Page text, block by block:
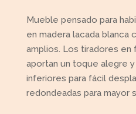
Mueble pensado para
en madera lacada blanca
amplios. Los tiradores
aportan un toque alegre
inferiores para fácil
redondeadas para mayor